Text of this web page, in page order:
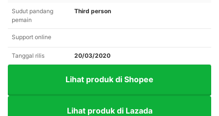
Sudut pandang
pemain
Third person
Support online
Tanggal rilis 20/03/2020
Lihat produk di Shopee
Lihat produk di Lazada